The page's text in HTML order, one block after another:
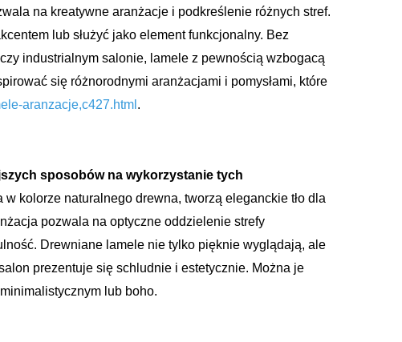
na kreatywne aranżacje i podkreślenie różnych stref.
lub służyć jako element funkcjonalny. Bez
industrialnym salonie, lamele z pewnością wzbogacą
się różnorodnymi aranżacjami i pomysłami, które
aranzacje,c427.html .
sposobów na wykorzystanie tych
w kolorze naturalnego drewna, tworzą eleganckie tło dla
pozwala na optyczne oddzielenie strefy
Drewniane lamele nie tylko pięknie wyglądają, ale
prezentuje się schludnie i estetycznie. Można je
lub boho.